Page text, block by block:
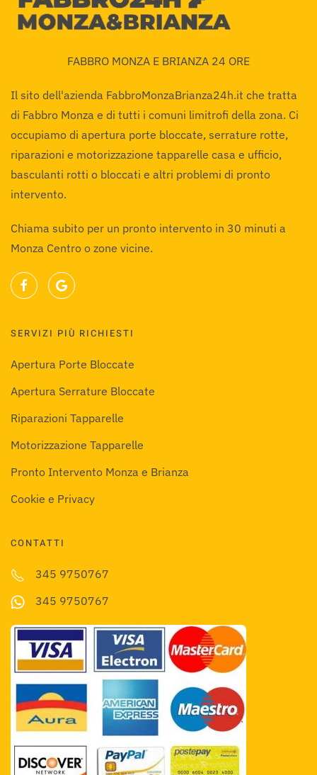
FABBRO MONZA E BRIANZA 24 ORE
Il sito dell'azienda FabbroMonzaBrianza24h.it che tratta
di Fabbro Monza e di tutti i comuni limitrofi della zona. Ci
occupiamo di apertura porte bloccate, serrature rotte,
riparazioni e motorizzazione tapparelle casa e ufficio,
basculanti rotti o bloccati e altri problemi di pronto
intervento.
Chiama subito per un pronto intervento in 30 minuti a
Monza Centro o zone vicine.
SERVIZI PIÙ RICHIESTI
Apertura Porte Bloccate
Apertura Serrature Bloccate
Riparazioni Tapparelle
Motorizzazione Tapparelle
Pronto Intervento Monza e Brianza
Cookie e Privacy
CONTATTI
345 9750767
345 9750767